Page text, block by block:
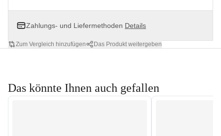
Zahlungs- und Liefermethoden Details
Zum Vergleich hinzufügen Das Produkt weitergeben
Das könnte Ihnen auch gefallen